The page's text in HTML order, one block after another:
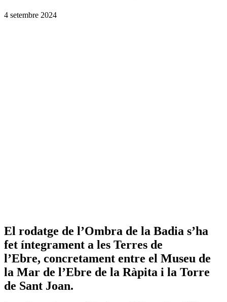
4 setembre 2024
El rodatge de l’Ombra de la Badia s’ha
fet íntegrament a les Terres de
l’Ebre, concretament entre el Museu de
la Mar de l’Ebre de la Ràpita i la Torre
de Sant Joan.